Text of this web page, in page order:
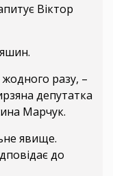
Віктор
жодного разу, –
депутатка
Марчук.
явище.
до